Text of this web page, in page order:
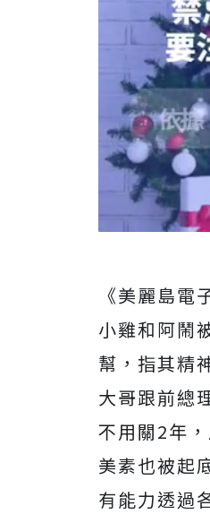
《美麗島
小雞和阿鬧
幫，指其精
大哥跟前總
不用關2年
美素也被起
有能力透過